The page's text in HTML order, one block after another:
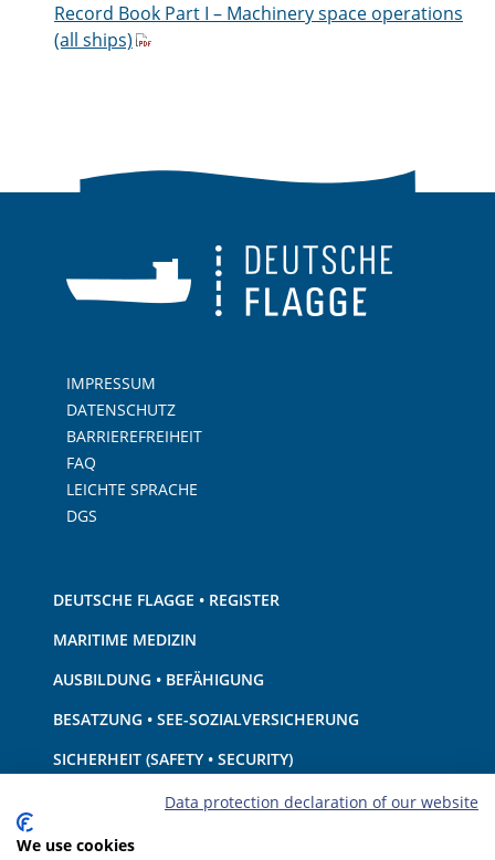
Record Book Part I – Machinery space operations
(all ships)
IMPRESSUM
DATENSCHUTZ
BARRIEREFREIHEIT
FAQ
LEICHTE SPRACHE
DGS
DEUTSCHE FLAGGE • REGISTER
MARITIME MEDIZIN
AUSBILDUNG • BEFÄHIGUNG
BESATZUNG • SEE-SOZIALVERSICHERUNG
SICHERHEIT (SAFETY • SECURITY)
SCHIFF • AUSRÜSTUNG
UMWELTSCHUTZ • KLIMA
Data protection declaration of our website
We use cookies